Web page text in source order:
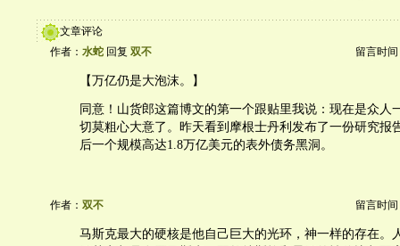
文章评论
作者： 水蛇 回复 双不 留言时间
【万亿仍是大泡沫。】
同意！山货郎这篇博文的第一个跟贴里我说：现在是众人
切莫粗心大意了。昨天看到摩根士丹利发布了一份研究报
后一个规模高达1.8万亿美元的表外债务黑洞。
作者： 双不 留言时间
马斯克最大的硬核是他自己巨大的光环，神一样的存在。